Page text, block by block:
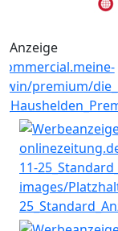
Anzeige